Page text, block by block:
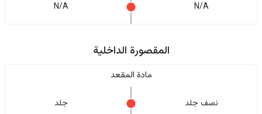
N/A
N/A
المقصورة الداخلية
مادة المقعد
نصف جلد جلد